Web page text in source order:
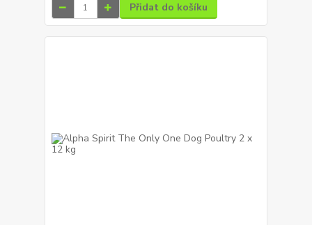
Přidat do košíku